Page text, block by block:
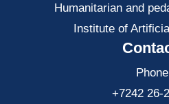
Нumanitarian and
Institute of
+7242 26-